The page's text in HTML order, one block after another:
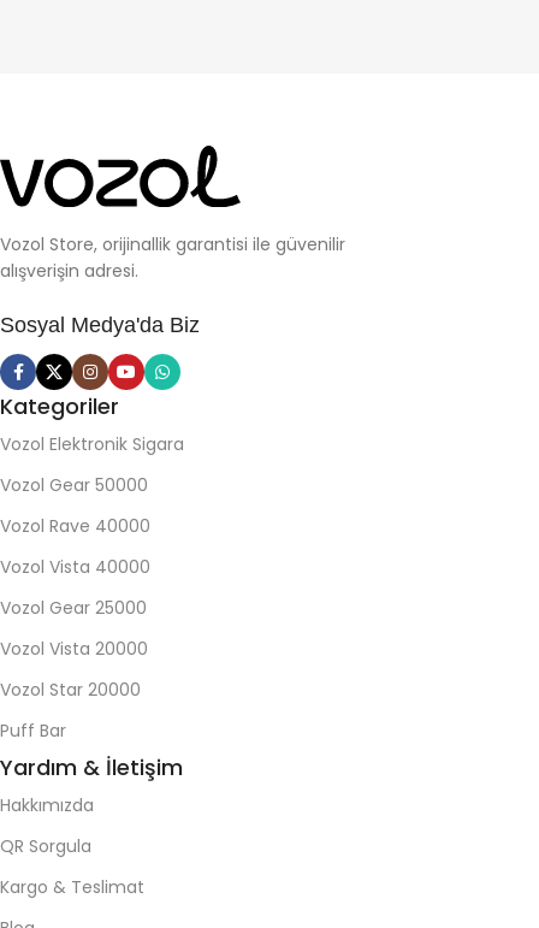
Vozol Store, orijinallik garantisi ile güvenilir
alışverişin adresi.
Sosyal Medya'da Biz
Kategoriler
Vozol Elektronik Sigara
Vozol Gear 50000
Vozol Rave 40000
Vozol Vista 40000
Vozol Gear 25000
Vozol Vista 20000
Vozol Star 20000
Puff Bar
Yardım & İletişim
Hakkımızda
QR Sorgula
Kargo & Teslimat